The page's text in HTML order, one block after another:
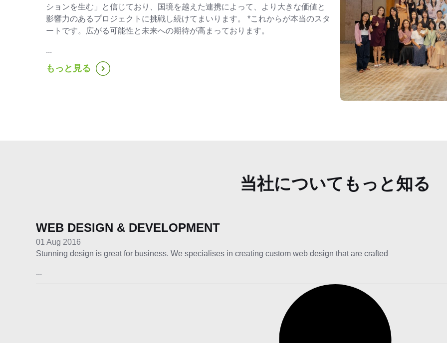
ションを生む」と信じており、国境を越えた連携によって、より大きな価値と
影響力のあるプロジェクトに挑戦し続けてまいります。 *これからが本当のスタ
ートです。広がる可能性と未来への期待が高まっております。
...
もっと見る
当社についてもっと知る
WEB DESIGN & DEVELOPMENT
01 Aug 2016
Stunning design is great for business. We specialises in creating custom web design that are crafted
...